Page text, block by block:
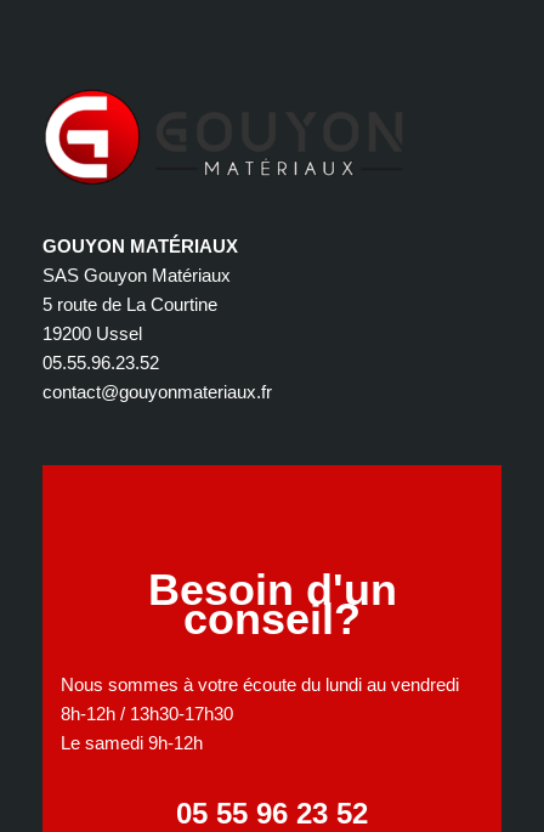
GOUYON MATÉRIAUX
SAS Gouyon Matériaux
5 route de La Courtine
19200 Ussel
05.55.96.23.52
contact@gouyonmateriaux.fr
Besoin d'un
conseil?
Nous sommes à votre écoute du lundi au vendredi
8h-12h / 13h30-17h30
Le samedi 9h-12h
05 55 96 23 52